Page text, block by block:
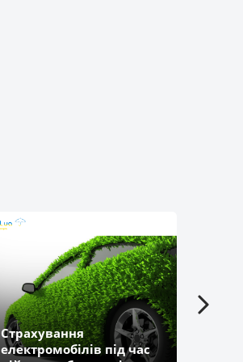
Страхування
електромобілів під час